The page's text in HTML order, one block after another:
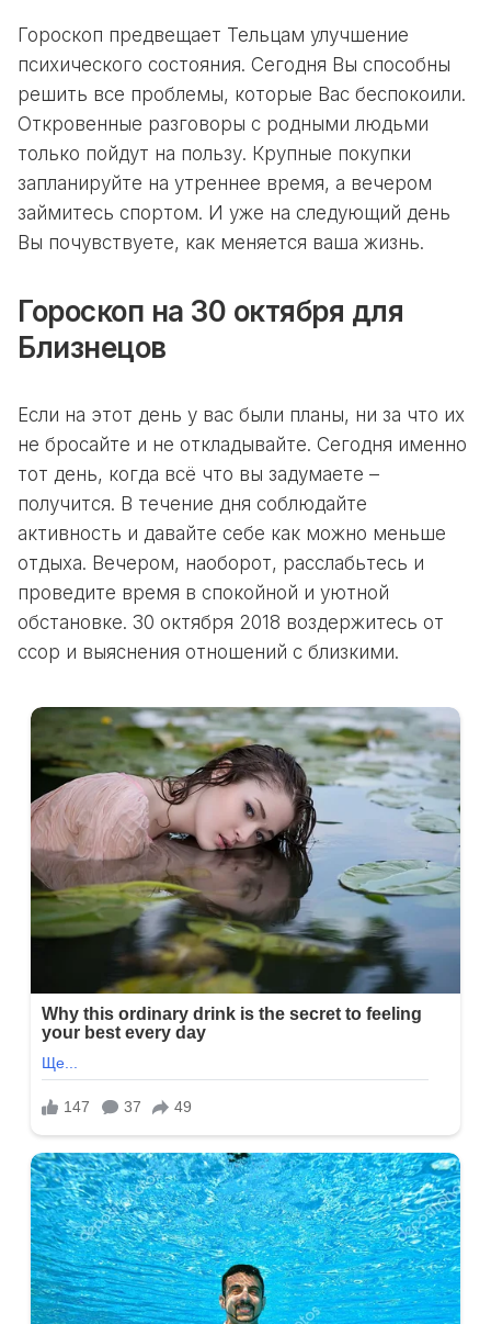
Гороскоп предвещает Тельцам улучшение
психического состояния. Сегодня Вы способны
решить все проблемы, которые Вас беспокоили.
Откровенные разговоры с родными людьми
только пойдут на пользу. Крупные покупки
запланируйте на утреннее время, а вечером
займитесь спортом. И уже на следующий день
Вы почувствуете, как меняется ваша жизнь.
Гороскоп на 30 октября для
Близнецов
Если на этот день у вас были планы, ни за что их
не бросайте и не откладывайте. Сегодня именно
тот день, когда всё что вы задумаете –
получится. В течение дня соблюдайте
активность и давайте себе как можно меньше
отдыха. Вечером, наоборот, расслабьтесь и
проведите время в спокойной и уютной
обстановке. 30 октября 2018 воздержитесь от
ссор и выяснения отношений с близкими.